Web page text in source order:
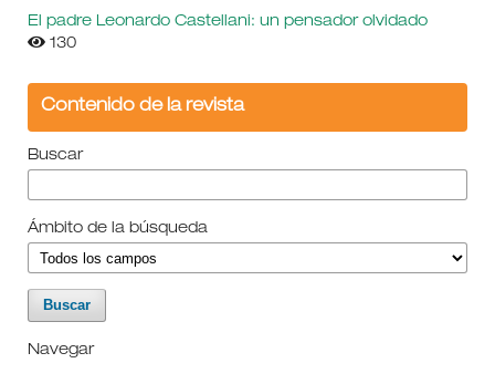
El padre Leonardo Castellani: un pensador olvidado
130
Contenido de la revista
Buscar
Ámbito de la búsqueda
Navegar